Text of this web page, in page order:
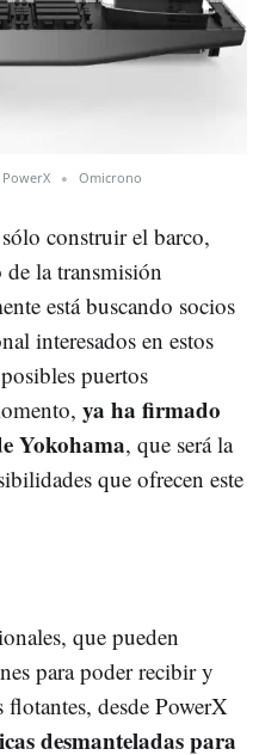
PowerX Omicrono
construir el barco,
de la transmisión
está buscando socios
interesados en estos
puertos
ya ha firmado
Yokohama, que será la
que ofrecen este
que pueden
para poder recibir y
flotantes, desde PowerX
desmanteladas para